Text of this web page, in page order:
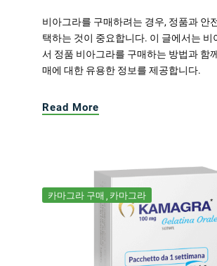
비아그라를 구매하려는 경우, 정품과 안
택하는 것이 중요합니다. 이 글에서는 비
서 정품 비아그라를 구매하는 방법과 함
매에 대한 유용한 정보를 제공합니다.
Read More
카마그라 구매 카마그라